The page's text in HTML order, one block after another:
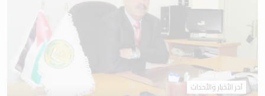
آخر الأخبار والأحداث